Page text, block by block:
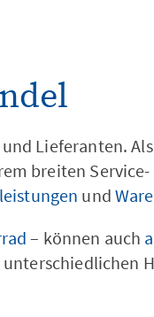
Lieferanten.
breiten
und
– können auch